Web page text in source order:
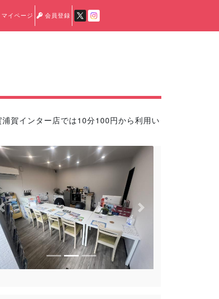
マイページ 会員登録
賀インター店では10分100円から利用い
Previous Next